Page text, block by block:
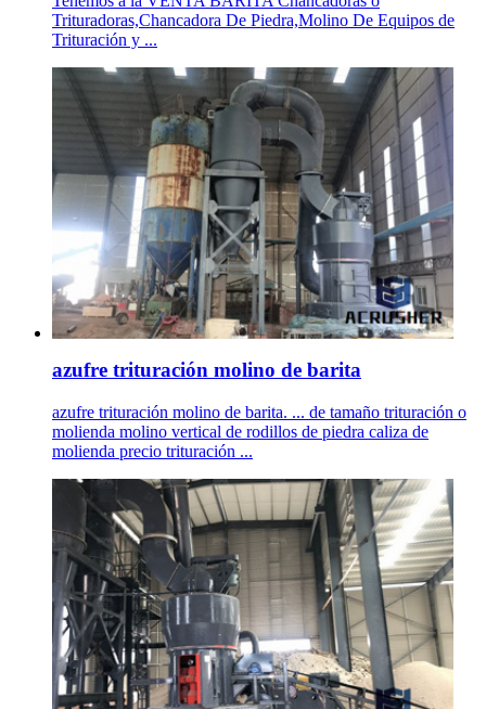
Trituradoras,Chancadora De Piedra,Molino De Equipos de
Trituración y ...
azufre trituración molino de barita
azufre trituración molino de barita. ... de tamaño trituración o
molienda molino vertical de rodillos de piedra caliza de
molienda precio trituración ...